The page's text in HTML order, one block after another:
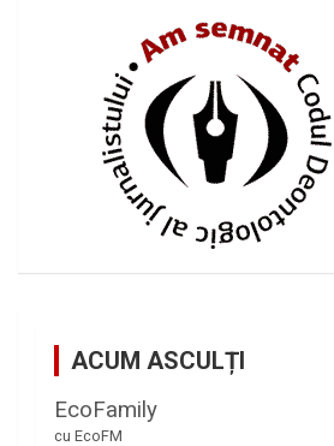
ACUM ASCULȚI
EcoFamily
cu EcoFM